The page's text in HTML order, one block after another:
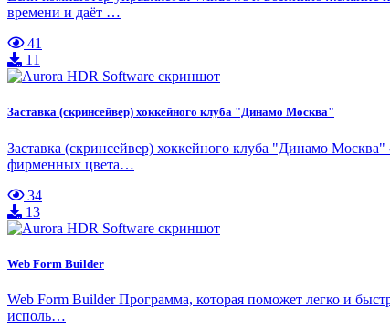
времени и даёт …
41
11
Заставка (скринсейвер) хоккейного клуба "Динамо Москва"
Заставка (скринсейвер) хоккейного клуба "Динамо
фирменных цвета…
34
13
Web Form Builder
Web Form Builder Программа, которая поможет легко и
исполь…